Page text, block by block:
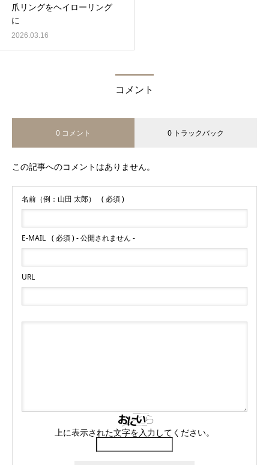
爪リングをヘイローリング
に
2026.03.16
コメント
0 コメント 0 トラックバック
この記事へのコメントはありません。
名前（例：山田 太郎） ( 必須 )
E-MAIL ( 必須 ) - 公開されません -
URL
上に表示された文字を入力してください。